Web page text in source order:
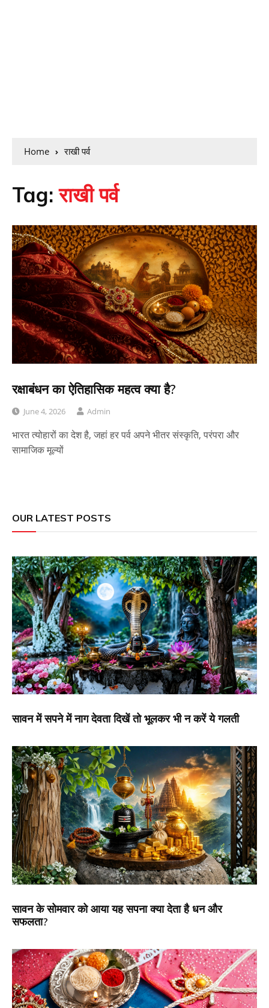
Home राखी पर्व
Tag:राखी पर्व
रक्षाबंधन का ऐतिहासिक महत्व क्या है?
June 4, 2026 Admin
भारत त्योहारों का देश है, जहां हर पर्व अपने भीतर संस्कृति, परंपरा और
सामाजिक मूल्यों
OUR LATEST POSTS
सावन में सपने में नाग देवता दिखें तो भूलकर भी न करें ये गलती
सावन के सोमवार को आया यह सपना क्या देता है धन और
सफलता?